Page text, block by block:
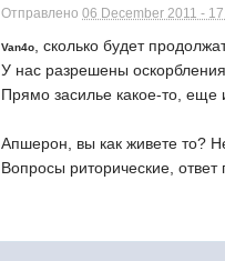
Отправлено06 December 2011 -
Van4o, сколько будет
У нас разрешены
Прямо засилье какое-то, еще
Апшерон, вы как живете то?
Вопросы риторические, ответ